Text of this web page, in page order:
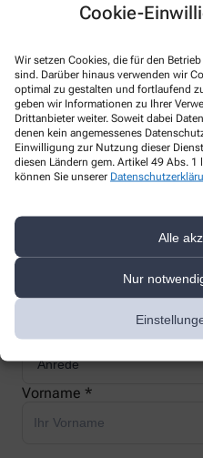
Cookie-
Wir setzen Cookies, die für den
sind. Darüber hinaus verwenden wir
optimal zu gestalten und fortlaufend
geben wir Informationen zu Ihrer
Drittanbieter weiter. Soweit dabei
denen kein angemessenes
Einwilligung zur Nutzung dieser
diesen Ländern gem. Artikel 49 Abs. 1
können Sie unserer
Alle
Nur
Nachweis Ihrer
Wenn Sie einen Ausweis über
Zuzahlung haben, können wir
müssen Ihren Ausweis nicht
Kundenkarte
Jetzt schnell und einfach online
Anrede
Vorname *